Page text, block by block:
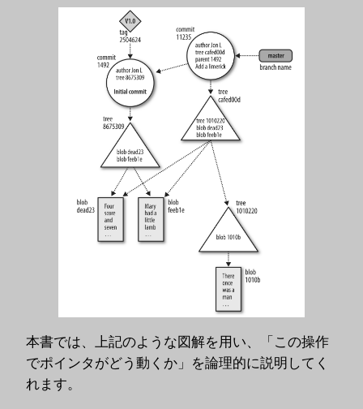
本書では、上記のような図解を用い、「この操作
でポインタがどう動くか」を論理的に説明してく
れます。